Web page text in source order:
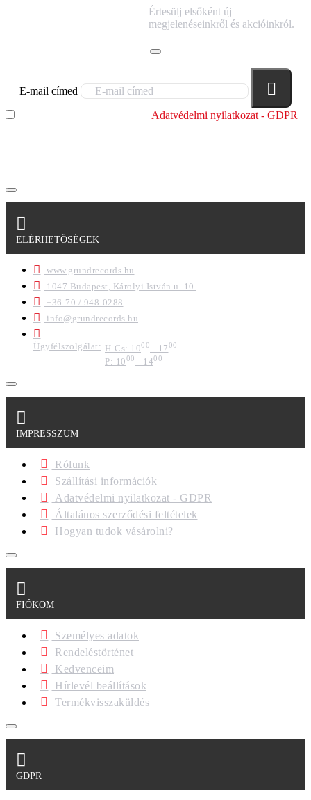
Értesülj elsőként új
megjelenéseinkről és akcióinkról.
E-mail címed
Adatvédelmi nyilatkozat - GDPR
ELÉRHETŐSÉGEK
www.grundrecords.hu
1047 Budapest, Károlyi István u. 10.
+36-70 / 948-0288
info@grundrecords.hu
Ügyfélszolgálat: H-Cs: 1000 - 1700
P: 1000- 1400
IMPRESSZUM
Rólunk
Szállítási információk
Adatvédelmi nyilatkozat - GDPR
Általános szerződési feltételek
Hogyan tudok vásárolni?
FIÓKOM
Személyes adatok
Rendeléstörténet
Kedvenceim
Hírlevél beállítások
Termékvisszaküldés
GDPR